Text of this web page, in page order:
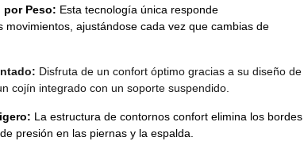
por Peso: Esta tecnología única responde
movimientos, ajustándose cada vez que cambias de
Disfruta de un confort óptimo gracias a su diseño de
cojín integrado con un soporte suspendido.
La estructura de contornos confort elimina los bordes
presión en las piernas y la espalda.